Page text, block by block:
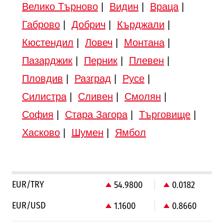
Велико Търново| Видин Враца|
Габрово| Добрич Кърджали
Кюстендил
Ловеч Монтана|
Пазарджик| Перник| Плевен
Пловдив
Разград Русе|
Силистра| Сливен Смолян
София
Стара Загора| Търговище|
Хасково| Шумен Ямбол
EUR/TRY 54.9800
0.0182
EUR/USD
1.1600 0.8660